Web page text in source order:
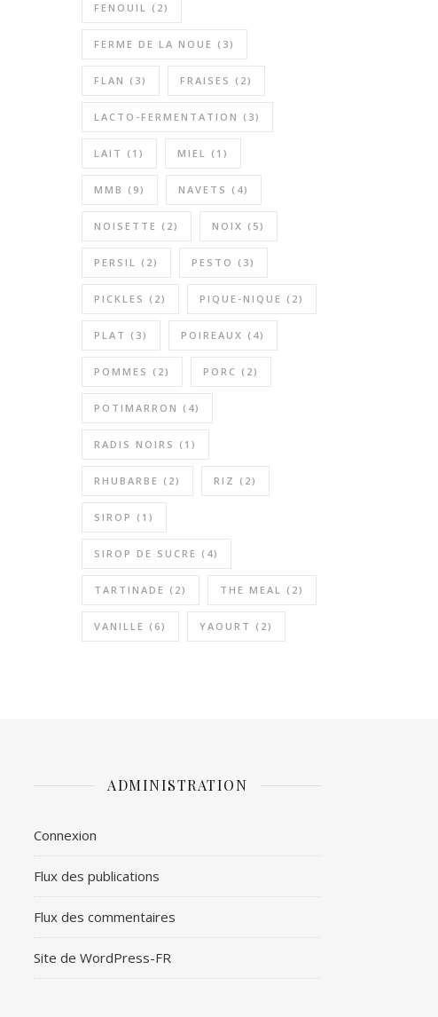
FENOUIL (2)
FERME DE LA NOUE (3)
FLAN (3) FRAISES (2)
LACTO-FERMENTATION (3)
LAIT (1) MIEL (1)
MMB (9) NAVETS (4)
NOISETTE (2) NOIX (5)
PERSIL (2) PESTO (3)
PICKLES (2) PIQUE-NIQUE (2)
PLAT (3) POIREAUX (4)
POMMES (2) PORC (2)
POTIMARRON (4)
RADIS NOIRS (1)
RHUBARBE (2) RIZ (2)
SIROP (1)
SIROP DE SUCRE (4)
TARTINADE (2) THE MEAL (2)
VANILLE (6) YAOURT (2)
ADMINISTRATION
Connexion
Flux des publications
Flux des commentaires
Site de WordPress-FR